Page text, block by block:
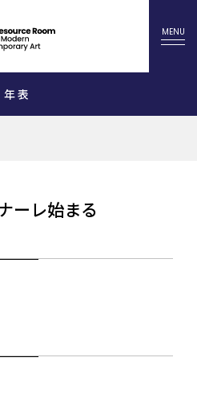
年表
ーレ始まる